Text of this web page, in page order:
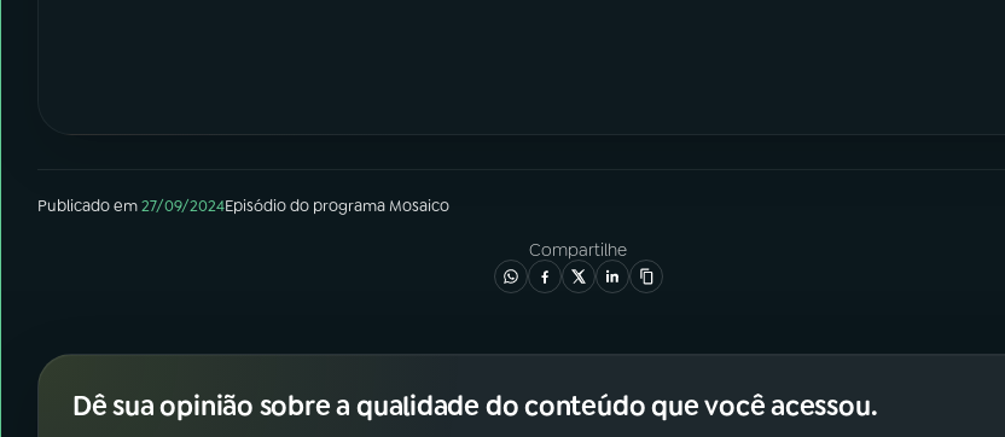
Publicado em27/09/2024Episódiodo programa Mosaico
Compartilhe
Dê sua opinião sobre a qualidade do conteúdo que você acessou.